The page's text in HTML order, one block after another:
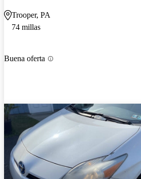
Trooper, PA
74 millas
Buena oferta